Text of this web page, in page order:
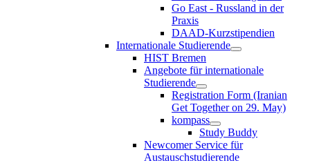
Go East - Russland in der
Praxis
DAAD-Kurzstipendien
Internationale Studierende
HIST Bremen
Angebote für internationale
Studierende
Registration Form (Iranian
Get Together on 29. May)
kompass
Study Buddy
Newcomer Service für
Austauschstudierende